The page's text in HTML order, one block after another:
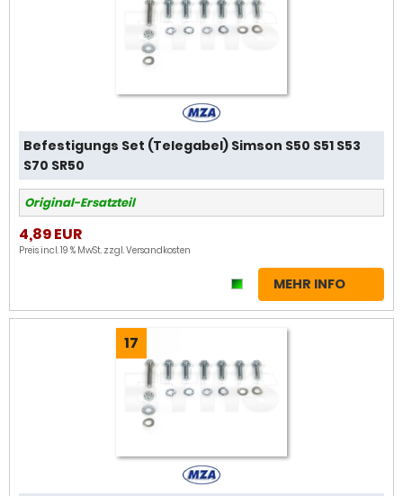
Befestigungs Set (Telegabel) Simson S50 S51 S53
S70 SR50
Original-Ersatzteil
4,89 EUR
Preis incl. 19 % MwSt. zzgl.Versandkosten
MEHR INFO
17